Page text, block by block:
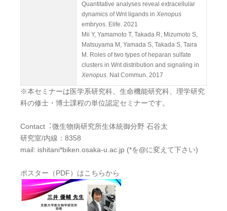
Quantitative analyses reveal extracellular
dynamics of Wnt ligands in Xenopus
embryos. Elife. 2021
Mii Y, Yamamoto T, Takada R, Mizumoto S,
Matsuyama M, Yamada S, Takada S, Taira
M. Roles of two types of heparan sulfate
clusters in Wnt distribution and signaling in
Xenopus. Nat Commun. 2017
※本セミナーは医学系研究科、生命機能研究科、理学研究
科の修士・博士課程の単位認定セミナーです。
Contact︓微生物病研究所生体統御分野 石谷太
研究室/内線：8358
mail: ishitani*biken.osaka-u.ac.jp (*を@に変えて下さい)
ポスター（PDF）はこちらから